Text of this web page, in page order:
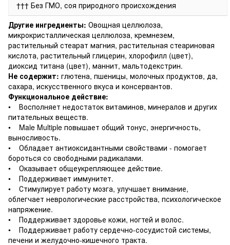
††† Без ГМО, соя природного происхождения
Другие ингредиенты: Овощная целлюлоза,
микрокристаллическая целлюлоза, кремнезем,
растительный стеарат магния, растительная стеариновая
кислота, растительный глицерин, хлорофилл (цвет),
диоксид титана (цвет), маннит, мальтодекстрин.
Не содержит: глютена, пшеницы, молочных продуктов, да,
сахара, искусственного вкуса и консервантов.
Функциональное действие:
• Восполняет недостаток витаминов, минералов и других
питательных веществ.
• Male Multiple повышает общий тонус, энергичность,
выносливость.
• Обладает антиоксидантными свойствами - помогает
бороться со свободными радикалами.
• Оказывает общеукрепляющее действие.
• Поддерживает иммунитет.
• Стимулирует работу мозга, улучшает внимание,
облегчает неврологические расстройства, психологическое
напряжение.
• Поддерживает здоровье кожи, ногтей и волос.
• Поддерживает работу сердечно-сосудистой системы,
печени и желудочно-кишечного тракта.